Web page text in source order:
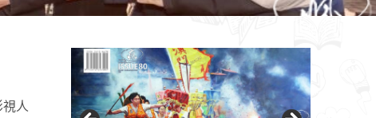
人